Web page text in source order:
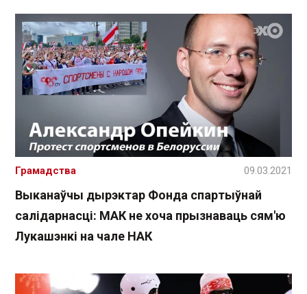
Выканаўчы дырэктар Фонда спартыўнай
салідарнасці: МАК не хоча прызнаваць сям'ю
Лукашэнкі на чале НАК
Грамадства 09.03.2021